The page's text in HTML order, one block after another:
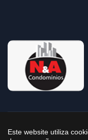
©2025 Todos os
Este website utiliza